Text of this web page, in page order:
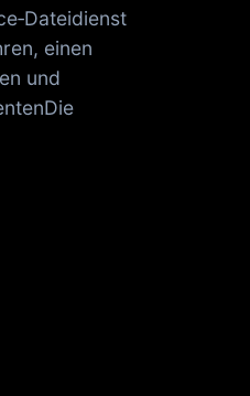
einen
und